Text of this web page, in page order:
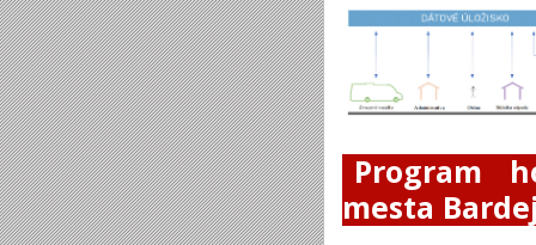
Program
mesta